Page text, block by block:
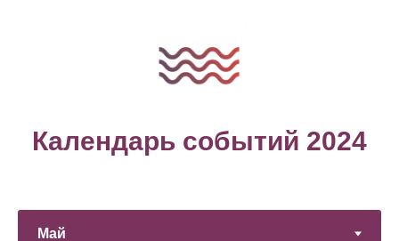
Календарь событий 2024